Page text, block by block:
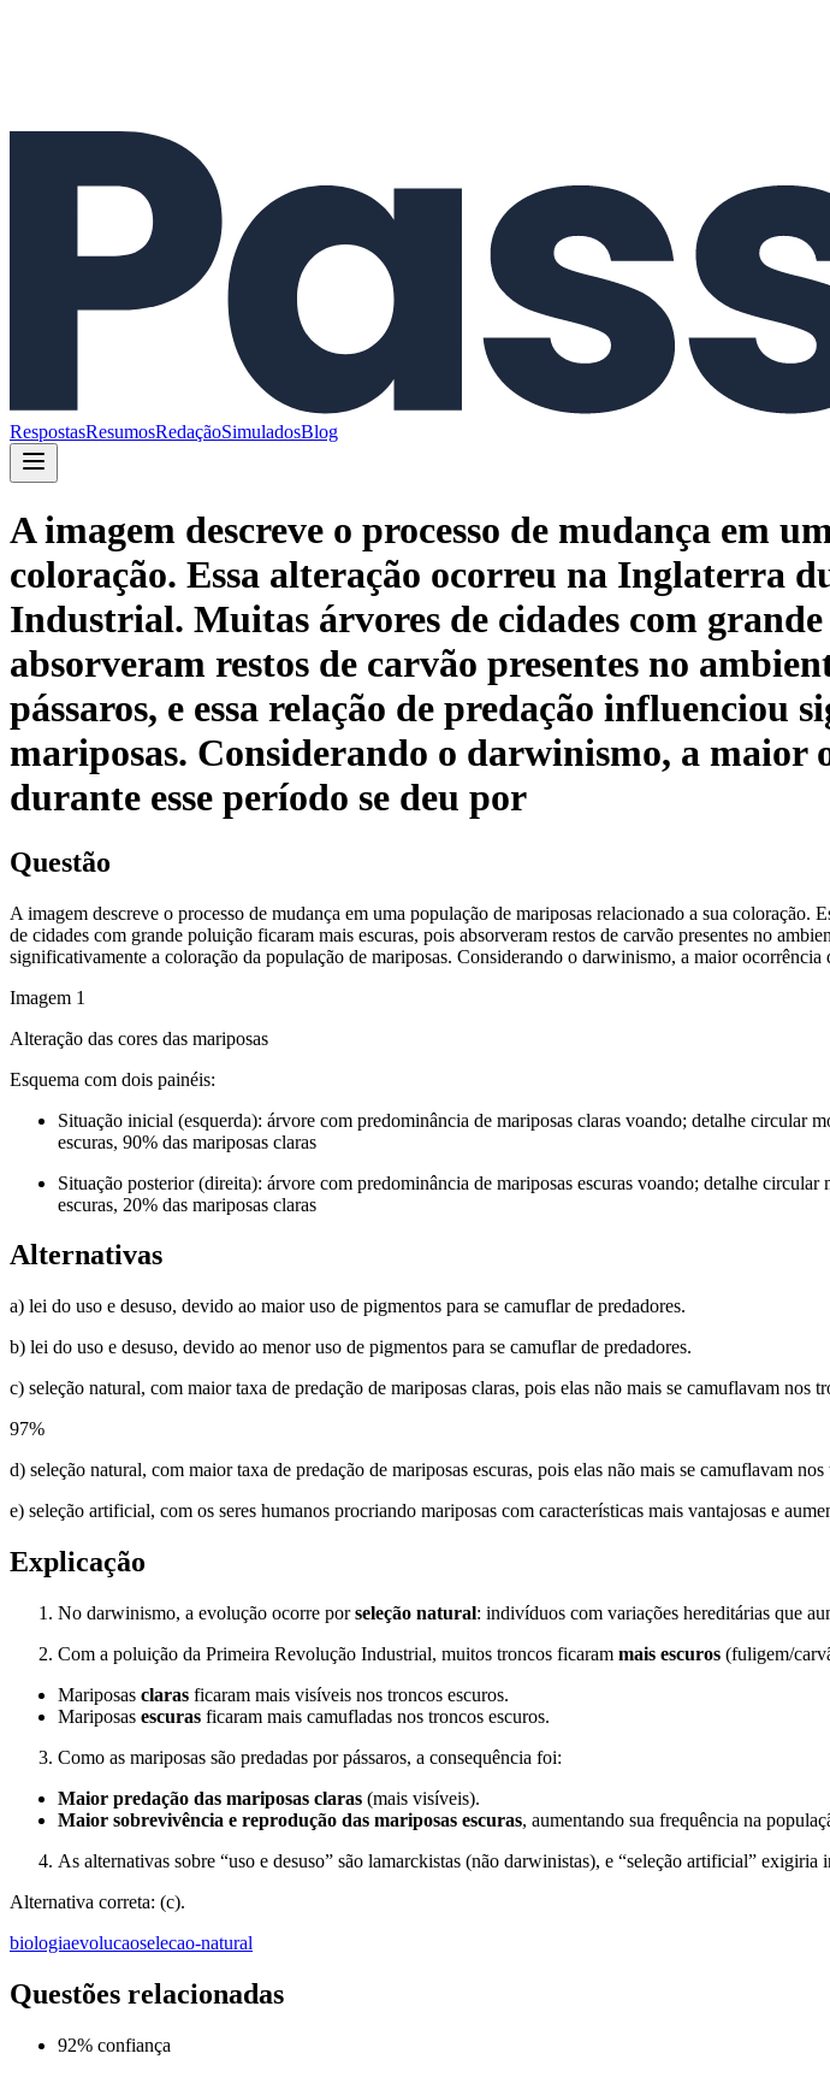
RespostasResumosRedaçãoSimuladosBlog
A imagem descreve o processo de mudança em
coloração. Essa alteração ocorreu na Inglaterra
Industrial. Muitas árvores de cidades com
absorveram restos de carvão presentes no
pássaros, e essa relação de predação
mariposas. Considerando o darwinismo, a maior
durante esse período se deu por
Questão
A imagem descreve o processo de mudança em uma população de mariposas relacionado a sua
de cidades com grande poluição ficaram mais escuras, pois absorveram restos de carvão presentes no
significativamente a coloração da população de mariposas. Considerando o darwinismo, a maior ocorrência
Imagem 1
Alteração das cores das mariposas
Esquema com dois painéis:
Situação inicial (esquerda): árvore com predominância de mariposas claras voando; detalhe circular
escuras, 90% das mariposas claras
Situação posterior (direita): árvore com predominância de mariposas escuras voando; detalhe
escuras, 20% das mariposas claras
Alternativas
a) lei do uso e desuso, devido ao maior uso de pigmentos para se camuflar de predadores.
b) lei do uso e desuso, devido ao menor uso de pigmentos para se camuflar de predadores.
c) seleção natural, com maior taxa de predação de mariposas claras, pois elas não mais se camuflavam nos
97%
d) seleção natural, com maior taxa de predação de mariposas escuras, pois elas não mais se camuflavam nos
e) seleção artificial, com os seres humanos procriando mariposas com características mais vantajosas e
Explicação
No darwinismo, a evolução ocorre porseleção natural: indivíduos com variações hereditárias que
Com a poluição da Primeira Revolução Industrial, muitos troncos ficaram mais escuros (fuligem/
Mariposas claras ficaram mais visíveis nos troncos escuros.
Mariposas escuras ficaram mais camufladas nos troncos escuros.
Como as mariposas são predadas por pássaros, a consequência foi:
Maior predação das mariposas claras (mais visíveis).
Maior sobrevivência e reprodução das mariposas escuras, aumentando sua frequência na
As alternativas sobre “uso e desuso” são lamarckistas (não darwinistas), e “seleção artificial”
Alternativa correta: (c).
biologiaevolucaoselecao-natural
Questões relacionadas
92% confiança